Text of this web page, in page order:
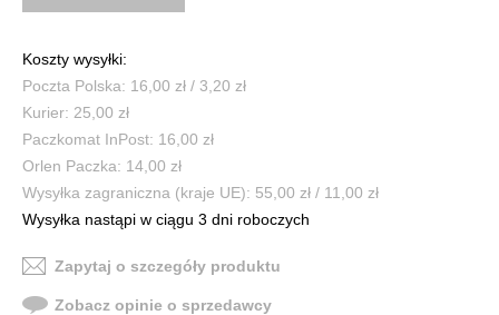
Koszty wysyłki:
Poczta Polska: 16,00 zł / 3,20 zł
Kurier: 25,00 zł
Paczkomat InPost: 16,00 zł
Orlen Paczka: 14,00 zł
Wysyłka zagraniczna (kraje UE): 55,00 zł / 11,00 zł
Wysyłka nastąpi w ciągu 3 dni roboczych
Zapytaj o szczegóły produktu
Zobacz opinie o sprzedawcy